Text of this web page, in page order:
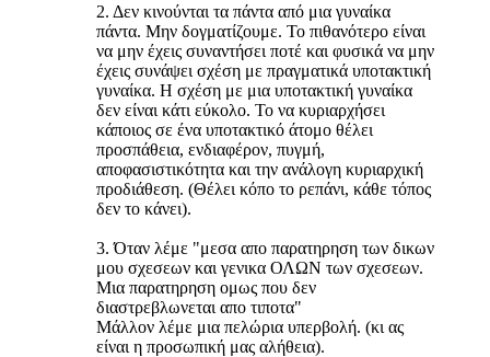
2. Δεν κινούνται τα πάντα από μια γυναίκα
πάντα. Μην δογματίζουμε. Το πιθανότερο είναι
να μην έχεις συναντήσει ποτέ και φυσικά να μην
έχεις συνάψει σχέση με πραγματικά υποτακτική
γυναίκα. Η σχέση με μια υποτακτική γυναίκα
δεν είναι κάτι εύκολο. Το να κυριαρχήσει
κάποιος σε ένα υποτακτικό άτομο θέλει
προσπάθεια, ενδιαφέρον, πυγμή,
αποφασιστικότητα και την ανάλογη κυριαρχική
προδιάθεση. (Θέλει κόπο το ρεπάνι, κάθε τόπος
δεν το κάνει).
3. Όταν λέμε "μεσα απο παρατηρηση των δικων
μου σχεσεων και γενικα ΟΛΩΝ των σχεσεων.
Μια παρατηρηση ομως που δεν
διαστρεβλωνεται απο τιποτα"
Μάλλον λέμε μια πελώρια υπερβολή. (κι ας
είναι η προσωπική μας αλήθεια).